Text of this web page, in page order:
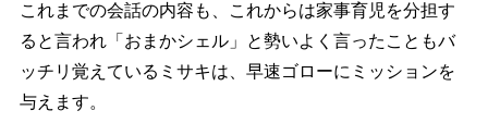
これまでの会話の内容も、これからは家事育児を分担す
ると言われ「おまかシェル」と勢いよく言ったこともバ
ッチリ覚えているミサキは、早速ゴローにミッションを
与えます。